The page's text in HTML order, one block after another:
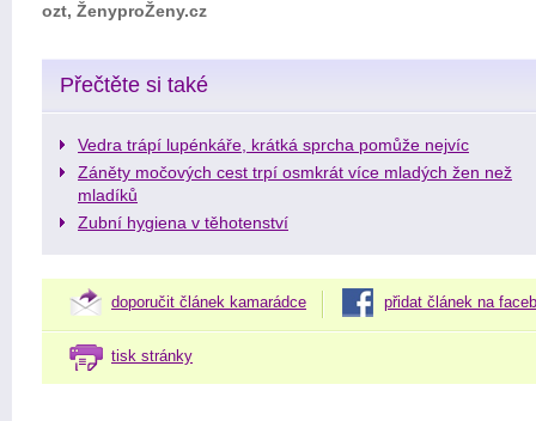
ozt, ŽenyproŽeny.cz
Přečtěte si také
Vedra trápí lupénkáře, krátká sprcha pomůže nejvíc
Záněty močových cest trpí osmkrát více mladých žen než
mladíků
Zubní hygiena v těhotenství
doporučit článek kamarádce přidat článek na
tisk stránky